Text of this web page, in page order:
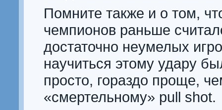
Помните также и о том,
чемпионов раньше
достаточно неумелых
научиться этому удару
просто, гораздо проще,
«смертельному» pull shot.